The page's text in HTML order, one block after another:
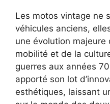
Les motos vintage ne
véhicules anciens,
une évolution majeure
mobilité et de la
guerres aux années
apporté son lot
esthétiques, laissant